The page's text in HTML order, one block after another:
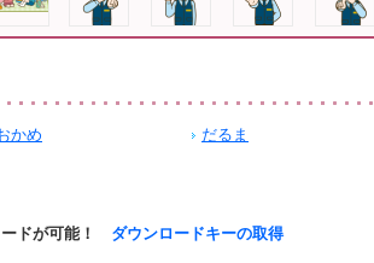
かめ
だるま
ドが可能！ ダウンロードキーの取得